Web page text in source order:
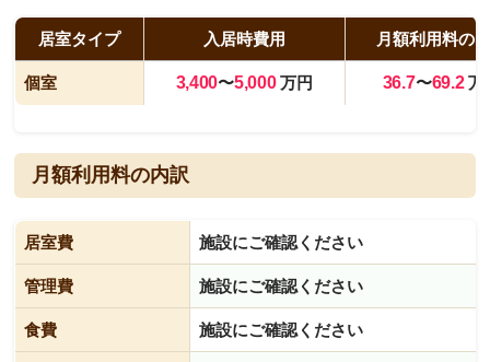
居室タイプ 入居時費用 月額利用料の
個室 3,400〜5,000万円 36.7〜69.2万
月額利用料の内訳
居室費 施設にご確認ください
管理費 施設にご確認ください
食費 施設にご確認ください